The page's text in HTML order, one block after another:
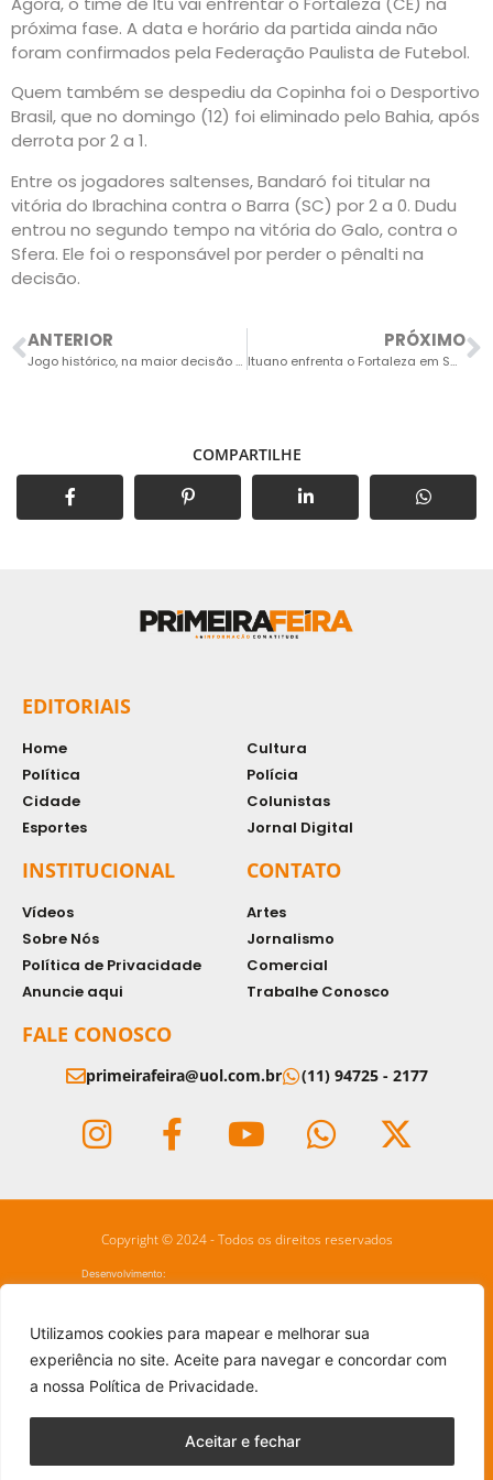
Utilizamos cookies para mapear e melhorar sua
experiência no site. Aceite para navegar e concordar com
a nossa Política de Privacidade.
Aceitar e fechar
próxima fase. A data e horário da partida ainda não
foram confirmados pela Federação Paulista de Futebol.
Quem também se despediu da Copinha foi o Desportivo
Brasil, que no domingo (12) foi eliminado pelo Bahia, após
derrota por 2 a 1.
Entre os jogadores saltenses, Bandaró foi titular na
vitória do Ibrachina contra o Barra (SC) por 2 a 0. Dudu
entrou no segundo tempo na vitória do Galo, contra o
Sfera. Ele foi o responsável por perder o pênalti na
decisão.
ANTERIOR
Jogo histórico, na maior decisão de pênaltis do Brasil
PRÓXIMO
Ituano enfrenta o Fortaleza em Salto nesta quarta
COMPARTILHE
EDITORIAIS
Home
Política
Cidade
Esportes
Cultura
Polícia
Colunistas
Jornal Digital
INSTITUCIONAL
Vídeos
Sobre Nós
Política de Privacidade
Anuncie aqui
CONTATO
Artes
Jornalismo
Comercial
Trabalhe Conosco
FALE CONOSCO
primeirafeira@uol.com.br (11) 94725 - 2177
Copyright © 2024 - Todos os direitos reservados
Desenvolvimento: